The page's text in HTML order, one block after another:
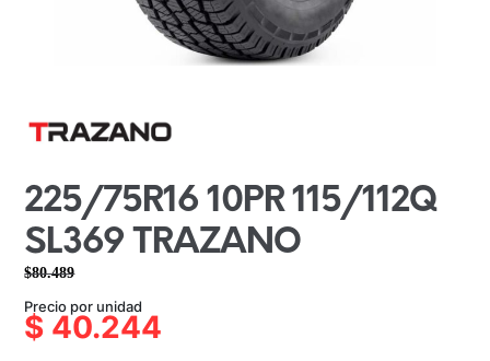
225/75R16 10PR 115/112Q
SL369 TRAZANO
$80.489
precio
original
precio
actual
Precio por unidad
$ 40.244